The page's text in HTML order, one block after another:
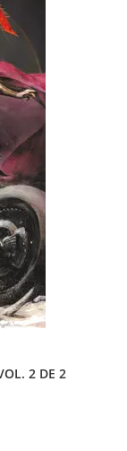
2 DE 2